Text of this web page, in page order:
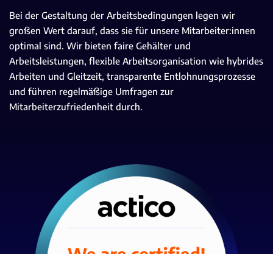
Bei der Gestaltung der Arbeitsbedingungen legen wir
großen Wert darauf, dass sie für unsere Mitarbeiter:innen
optimal sind. Wir bieten faire Gehälter und
Arbeitsleistungen, flexible Arbeitsorganisation wie hybrides
Arbeiten und Gleitzeit, transparente Entlohnungsprozesse
und führen regelmäßige Umfragen zur
Mitarbeiterzufriedenheit durch.